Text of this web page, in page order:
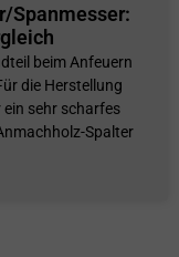
Spanmesser:
beim Anfeuern
die Herstellung
sehr scharfes
Spalter